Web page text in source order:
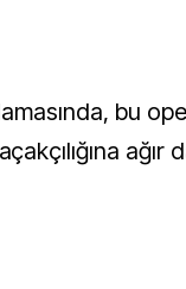
bu
ağır